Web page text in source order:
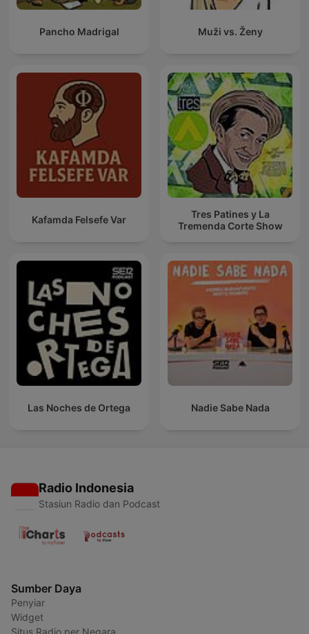
Pancho Madrigal Muži vs. Ženy
Kafamda Felsefe Var
Tres Patines y La
Tremenda Corte Show
Las Noches de Ortega Nadie Sabe Nada
Radio Indonesia
Stasiun Radio dan Podcast
Sumber Daya
Penyiar
Widget